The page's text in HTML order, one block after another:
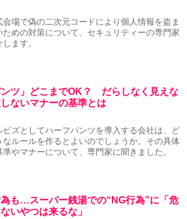
会場で偽の二次元コードにより個人情報を盗ま
ための対策について、セキュリティーの専門家
ます。
ンツ」どこまでOK？ だらしなく見えな
ないマナーの基準とは
ビズとしてハーフパンツを導入する会社は、ど
なルールを作るとよいのでしょうか。その具体
準やマナーについて、専門家に聞きました。
も…スーパー銭湯での“NG行為”に「危
いやつは来るな」